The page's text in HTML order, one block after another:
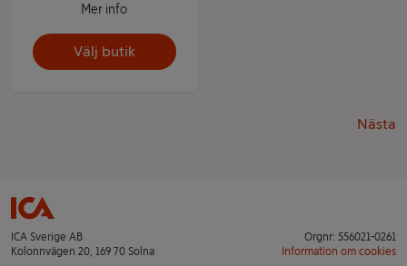
Mer info
Välj butik
Nästa
ICA Sverige AB
Kolonnvägen 20, 169 70 Solna
Orgnr: 556021-0261
Information om cookies